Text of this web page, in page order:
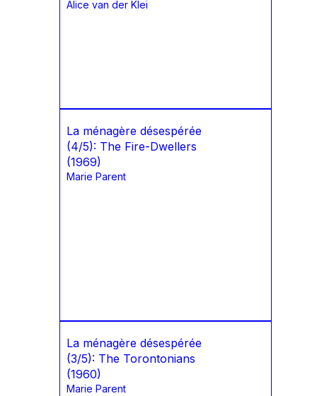
Alice van der Klei
La ménagère désespérée
(4/5): The Fire-Dwellers
(1969)
Marie Parent
La ménagère désespérée
(3/5): The Torontonians
(1960)
Marie Parent